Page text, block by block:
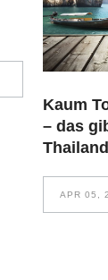
Kaum
– das
Thailand
APR 05,